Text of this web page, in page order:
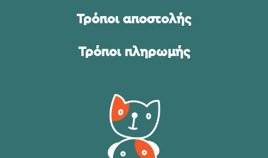
Τρόποι αποστολής
Τρόποι πληρωμής